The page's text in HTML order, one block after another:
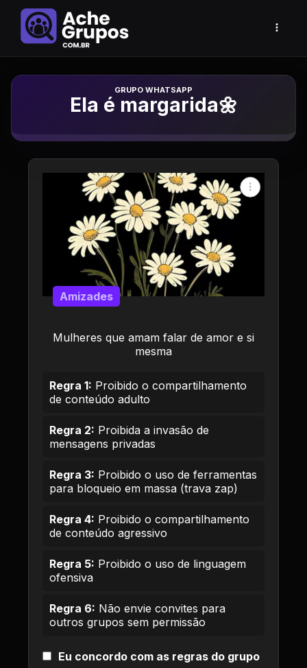
Grupo de Whatsapp
Ela é margarida🌼
Mulheres que amam falar de amor e si
mesma
Amizades
Regra 1: Proibido o compartilhamento
de conteúdo adulto
Regra 2: Proibida a invasão de
mensagens privadas
Regra 3: Proibido o uso de ferramentas
para bloqueio em massa (trava zap)
Regra 4: Proibido o compartilhamento
de conteúdo agressivo
Regra 5: Proibido o uso de linguagem
ofensiva
Regra 6: Não envie convites para
outros grupos sem permissão
Eu concordo com as regras do grupo